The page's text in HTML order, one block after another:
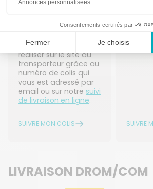
Corse et Monaco.
Suivi de livraison
réaliser sur le site du
transporteur grâce au
numéro de colis qui
vous est adressé par
email ou sur notre suivi
de livraison en ligne.
SUIVRE MON COLIS SUIVRE
LIVRAISON DROM/COM